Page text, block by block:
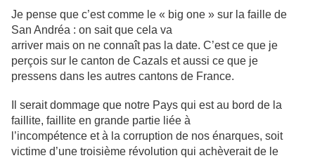
Je pense que c’est comme le « big one » sur la faille de
San Andréa : on sait que cela va
arriver mais on ne connaît pas la date. C’est ce que je
perçois sur le canton de Cazals et aussi ce que je
pressens dans les autres cantons de France.
Il serait dommage que notre Pays qui est au bord de la
faillite, faillite en grande partie liée à
l’incompétence et à la corruption de nos énarques, soit
victime d’une troisième révolution qui achèverait de le